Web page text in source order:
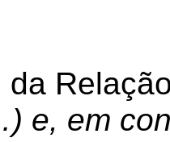
da
e, em